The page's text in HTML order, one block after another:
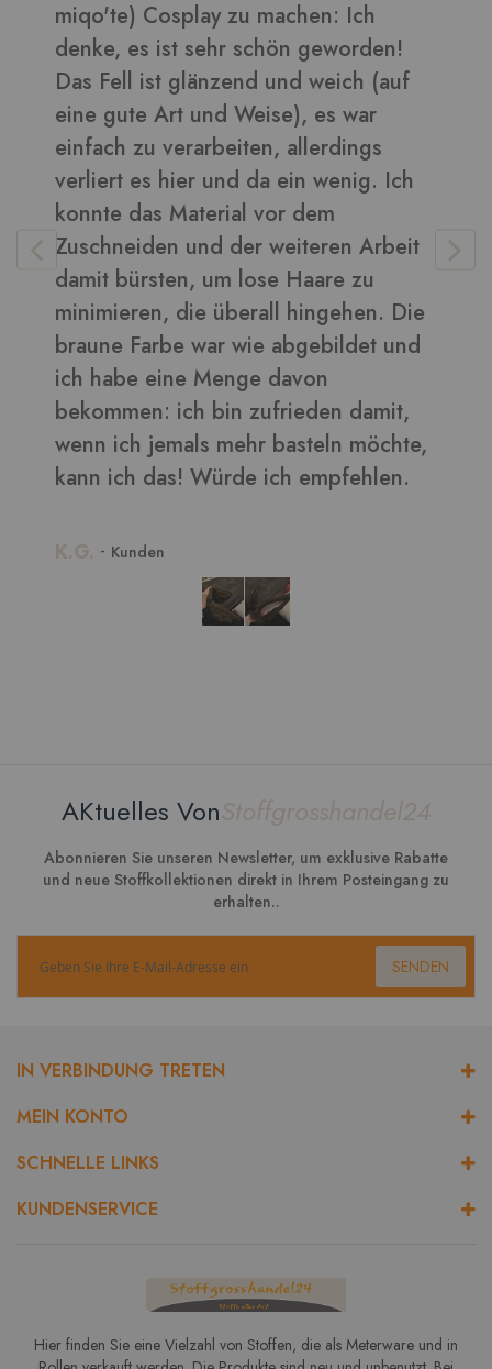
(auf
Ich
Arbeit
Die
und
damit,
möchte,
Vera-Kunden
AKtuelles VonStoffgrosshandel24
Abonnieren Sie unseren Newsletter, um exklusive Rabatte
und neue Stoffkollektionen direkt in Ihrem Posteingang zu
erhalten..
SENDEN
IN VERBINDUNG TRETEN
MEIN KONTO
SCHNELLE LINKS
KUNDENSERVICE
Hier finden Sie eine Vielzahl von Stoffen, die als Meterware und in